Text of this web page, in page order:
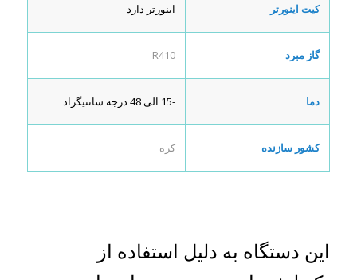
کیت اینورتر اینورتر دارد
گاز مبرد R410
دما -15 الی 48 درجه سانتیگراد
کشور سازنده کره
این دستگاه به دلیل استفاده از